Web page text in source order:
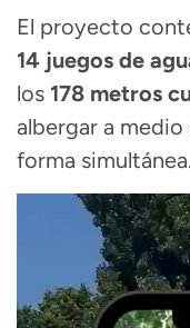
El proyecto
14 juegos de
los 178 metros
albergar a
forma simultánea.
Reproductor